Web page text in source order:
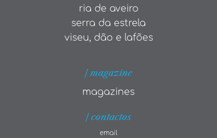
ria de aveiro
serra da estrela
viseu, dão e lafões
| magazine
magazines
| contactos
email